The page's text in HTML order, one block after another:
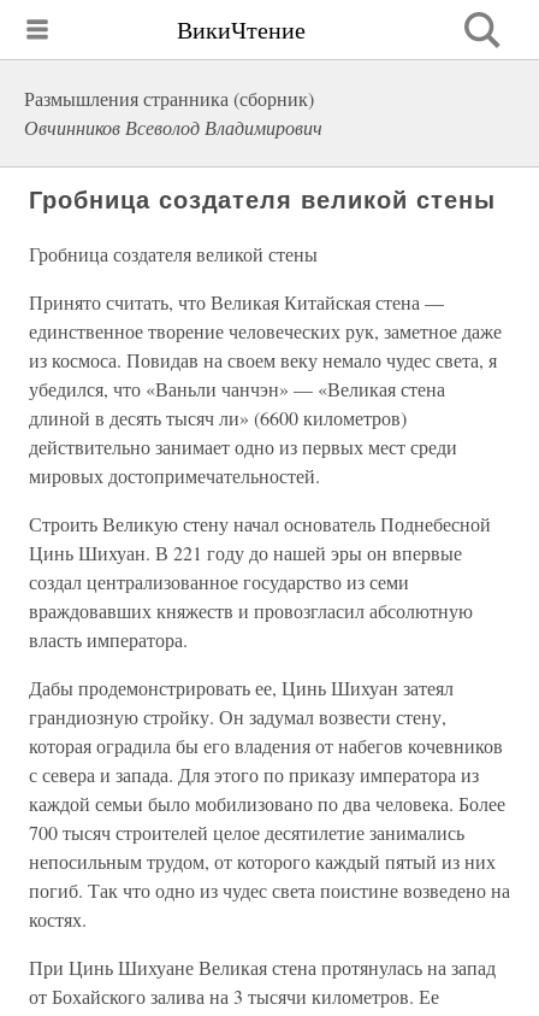
ВикиЧтение
Размышления странника (сборник)
Овчинников Всеволод Владимирович
Гробница создателя великой стены
Гробница создателя великой стены
Принято считать, что Великая Китайская стена —
единственное творение человеческих рук, заметное даже
из космоса. Повидав на своем веку немало чудес света, я
убедился, что «Ваньли чанчэн» — «Великая стена
длиной в десять тысяч ли» (6600 километров)
действительно занимает одно из первых мест среди
мировых достопримечательностей.
Строить Великую стену начал основатель Поднебесной
Цинь Шихуан. В 221 году до нашей эры он впервые
создал централизованное государство из семи
враждовавших княжеств и провозгласил абсолютную
власть императора.
Дабы продемонстрировать ее, Цинь Шихуан затеял
грандиозную стройку. Он задумал возвести стену,
которая оградила бы его владения от набегов кочевников
с севера и запада. Для этого по приказу императора из
каждой семьи было мобилизовано по два человека. Более
700 тысяч строителей целое десятилетие занимались
непосильным трудом, от которого каждый пятый из них
погиб. Так что одно из чудес света поистине возведено на
костях.
При Цинь Шихуане Великая стена протянулась на запад
от Бохайского залива на 3 тысячи километров. Ее